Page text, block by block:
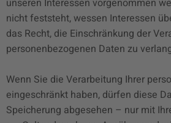
nicht feststeht, wessen Interessen
das Recht, die Einschränkung der
personenbezogenen Daten zu
Wenn Sie die Verarbeitung Ihrer
eingeschränkt haben, dürfen diese
Speicherung abgesehen – nur mit